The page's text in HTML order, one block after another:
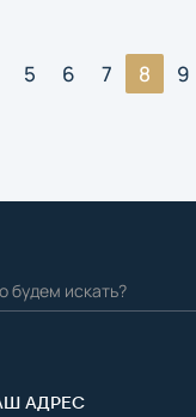
5 6 7 8 9
АДРЕС